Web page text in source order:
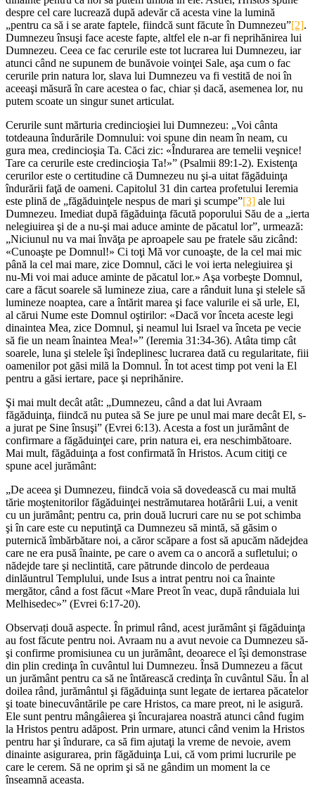
despre cel care lucrează după adevăr că acesta vine la lumină
„pentru ca să i se arate faptele, fiindcă sunt făcute în Dumnezeu”[2].
Dumnezeu însuşi face aceste fapte, altfel ele n-ar fi neprihănirea lui
Dumnezeu. Ceea ce fac cerurile este tot lucrarea lui Dumnezeu, iar
atunci când ne supunem de bunăvoie voinţei Sale, aşa cum o fac
cerurile prin natura lor, slava lui Dumnezeu va fi vestită de noi în
aceeaşi măsură în care acestea o fac, chiar și dacă, asemenea lor, nu
putem scoate un singur sunet articulat.
Cerurile sunt mărturia credincioşiei lui Dumnezeu: „Voi cânta
totdeauna îndurările Domnului: voi spune din neam în neam, cu
gura mea, credincioşia Ta. Căci zic: «Îndurarea are temelii veşnice!
Tare ca cerurile este credincioşia Ta!»” (Psalmii 89:1-2). Existenţa
cerurilor este o certitudine că Dumnezeu nu şi-a uitat făgăduinţa
îndurării faţă de oameni. Capitolul 31 din cartea profetului Ieremia
este plină de „făgăduinţele nespus de mari şi scumpe”[3] ale lui
Dumnezeu. Imediat după făgăduinţa făcută poporului Său de a „ierta
nelegiuirea şi de a nu-şi mai aduce aminte de păcatul lor”, urmează:
„Niciunul nu va mai învăţa pe aproapele sau pe fratele său zicând:
«Cunoaşte pe Domnul!» Ci toţi Mă vor cunoaşte, de la cel mai mic
până la cel mai mare, zice Domnul, căci le voi ierta nelegiuirea şi
nu-Mi voi mai aduce aminte de păcatul lor.» Aşa vorbeşte Domnul,
care a făcut soarele să lumineze ziua, care a rânduit luna şi stelele să
lumineze noaptea, care a întărit marea şi face valurile ei să urle, El,
al cărui Nume este Domnul oştirilor: «Dacă vor înceta aceste legi
dinaintea Mea, zice Domnul, şi neamul lui Israel va înceta pe vecie
să fie un neam înaintea Mea!»” (Ieremia 31:34-36). Atâta timp cât
soarele, luna şi stelele îşi îndeplinesc lucrarea dată cu regularitate, fiii
oamenilor pot găsi milă la Domnul. În tot acest timp pot veni la El
pentru a găsi iertare, pace şi neprihănire.
Şi mai mult decât atât: „Dumnezeu, când a dat lui Avraam
făgăduinţa, fiindcă nu putea să Se jure pe unul mai mare decât El, s-
a jurat pe Sine însuşi” (Evrei 6:13). Acesta a fost un jurământ de
confirmare a făgăduinţei care, prin natura ei, era neschimbătoare.
Mai mult, făgăduinţa a fost confirmată în Hristos. Acum citiţi ce
spune acel jurământ:
„De aceea şi Dumnezeu, fiindcă voia să dovedească cu mai multă
tărie moştenitorilor făgăduinţei nestrămutarea hotărârii Lui, a venit
cu un jurământ; pentru ca, prin două lucruri care nu se pot schimba
şi în care este cu neputinţă ca Dumnezeu să mintă, să găsim o
puternică îmbărbătare noi, a căror scăpare a fost să apucăm nădejdea
care ne era pusă înainte, pe care o avem ca o ancoră a sufletului; o
nădejde tare şi neclintită, care pătrunde dincolo de perdeaua
dinlăuntrul Templului, unde Isus a intrat pentru noi ca înainte
mergător, când a fost făcut «Mare Preot în veac, după rânduiala lui
Melhisedec»” (Evrei 6:17-20).
Observați două aspecte. În primul rând, acest jurământ şi făgăduinţa
au fost făcute pentru noi. Avraam nu a avut nevoie ca Dumnezeu să-
şi confirme promisiunea cu un jurământ, deoarece el îşi demonstrase
din plin credinţa în cuvântul lui Dumnezeu. Însă Dumnezeu a făcut
un jurământ pentru ca să ne întărească credinţa în cuvântul Său. În al
doilea rând, jurământul şi făgăduinţa sunt legate de iertarea păcatelor
şi toate binecuvântările pe care Hristos, ca mare preot, ni le asigură.
Ele sunt pentru mângâierea şi încurajarea noastră atunci când fugim
la Hristos pentru adăpost. Prin urmare, atunci când venim la Hristos
pentru har şi îndurare, ca să fim ajutaţi la vreme de nevoie, avem
dinainte asigurarea, prin făgăduinţa Lui, că vom primi lucrurile pe
care le cerem. Să ne oprim şi să ne gândim un moment la ce
înseamnă aceasta.